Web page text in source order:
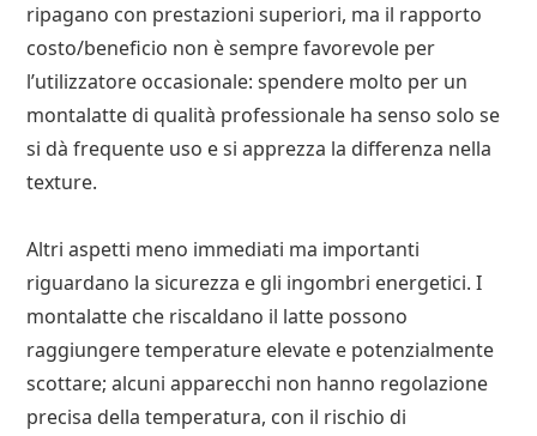
ripagano con prestazioni superiori, ma il rapporto
costo/beneficio non è sempre favorevole per
l’utilizzatore occasionale: spendere molto per un
montalatte di qualità professionale ha senso solo se
si dà frequente uso e si apprezza la differenza nella
texture.
Altri aspetti meno immediati ma importanti
riguardano la sicurezza e gli ingombri energetici. I
montalatte che riscaldano il latte possono
raggiungere temperature elevate e potenzialmente
scottare; alcuni apparecchi non hanno regolazione
precisa della temperatura, con il rischio di